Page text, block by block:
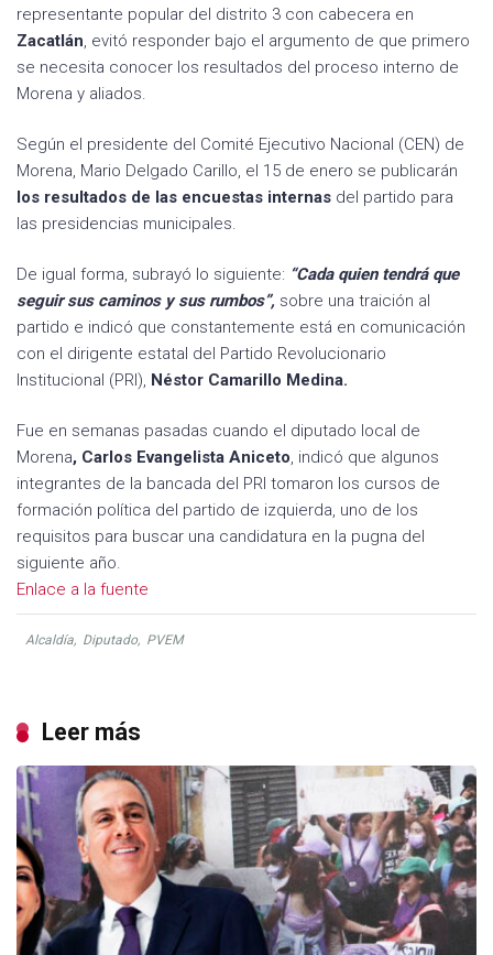
representante popular del distrito 3 con cabecera en
Zacatlán, evitó responder bajo el argumento de que primero
se necesita conocer los resultados del proceso interno de
Morena y aliados.
Según el presidente del Comité Ejecutivo Nacional (CEN) de
Morena, Mario Delgado Carillo, el 15 de enero se publicarán
los resultados de las encuestas internas del partido para
las presidencias municipales.
De igual forma, subrayó lo siguiente: “Cada quien tendrá que
seguir sus caminos y sus rumbos”, sobre una traición al
partido e indicó que constantemente está en comunicación
con el dirigente estatal del Partido Revolucionario
Institucional (PRI), Néstor Camarillo Medina.
Fue en semanas pasadas cuando el diputado local de
Morena, Carlos Evangelista Aniceto , indicó que algunos
integrantes de la bancada del PRI tomaron los cursos de
formación política del partido de izquierda, uno de los
requisitos para buscar una candidatura en la pugna del
siguiente año.
Enlace a la fuente
Alcaldía, Diputado, PVEM
Leer más